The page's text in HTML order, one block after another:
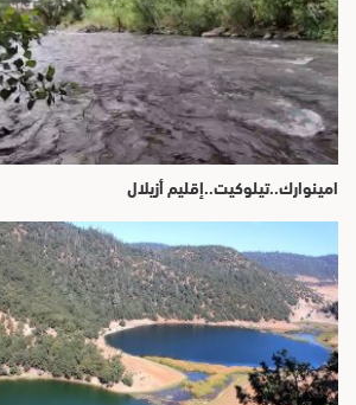
امينوارك..تيلوكيت..إقليم أزيلال